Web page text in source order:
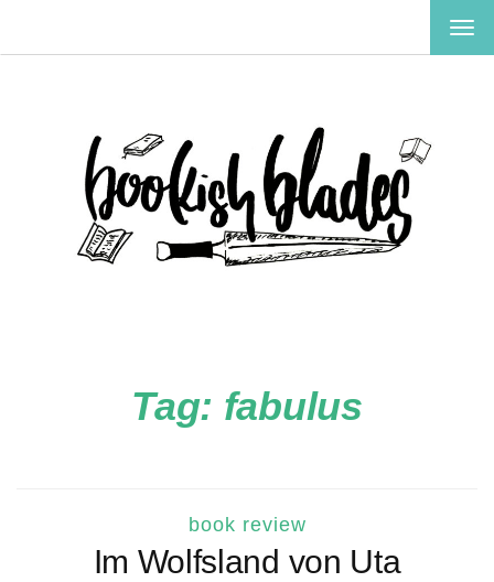
Tag: fabulus
book review
Im Wolfsland von Uta